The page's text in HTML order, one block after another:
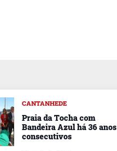
CANTANHEDE
Praia da Tocha com
Bandeira Azul há 36 anos
consecutivos